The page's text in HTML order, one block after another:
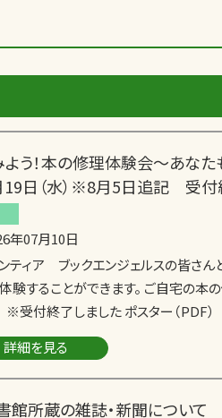
よう！本の修理体験会～あな
日（水）※8月5日追記 受付
年07月10日
ティア ブックエンジェルスの皆さん
験することができます。 ご自宅の本
付終了しました ポスター（PDF）
詳細を見る
館所蔵の雑誌・新聞について